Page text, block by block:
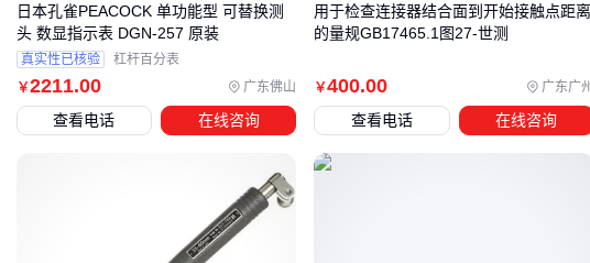
尘设计
重载低速旋转：
高温环境：耐高温陶瓷轴承 的材料稳定性成为首要因素
选型时建议先明确三个核心问题：设备振动强度、环境洁净
度、维护周期。这些因素将决定您更适合选择带密封的
，还是免维护的
装空间评估配套的
￥2211.00 广东佛山
日本孔雀PEACOCK 单功能型 可替换测
头 数显指示表 DGN-257 原装
真实性已核验 杠杆百分表
查看电话 在线咨询
￥400.00 广东广
用于检查连接器结合面到开始接触点距离
的量规GB17465.1图27-世测
查看电话 在线咨询